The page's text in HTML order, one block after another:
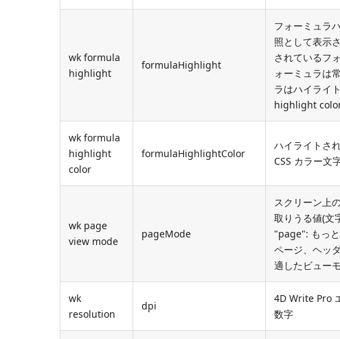
wk formula
highlight
formulaHighlight
フォーミュラ
照として表示
されているフ
ォーミュラは
ラはハイライ
highlight color
wk formula
highlight
color
formulaHighlightColor
ハイライトさ
CSS カラー文
wk page
view mode
pageMode
スクリーン上
取りうる値(文
"page": もっ
ページ、ヘッ
適したビュー
wk
resolution
dpi
4D Write Pro
数字